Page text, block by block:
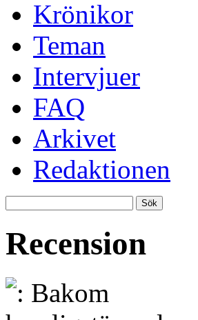
Krönikor
Teman
Intervjuer
FAQ
Arkivet
Redaktionen
Recension